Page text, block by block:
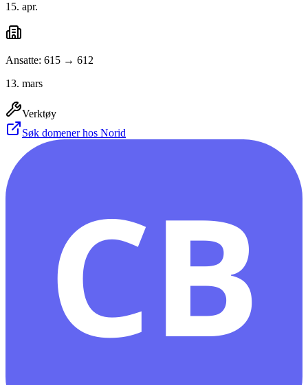
15. apr.
Ansatte: 615 → 612
13. mars
Verktøy
Søk domener hos Norid
CB